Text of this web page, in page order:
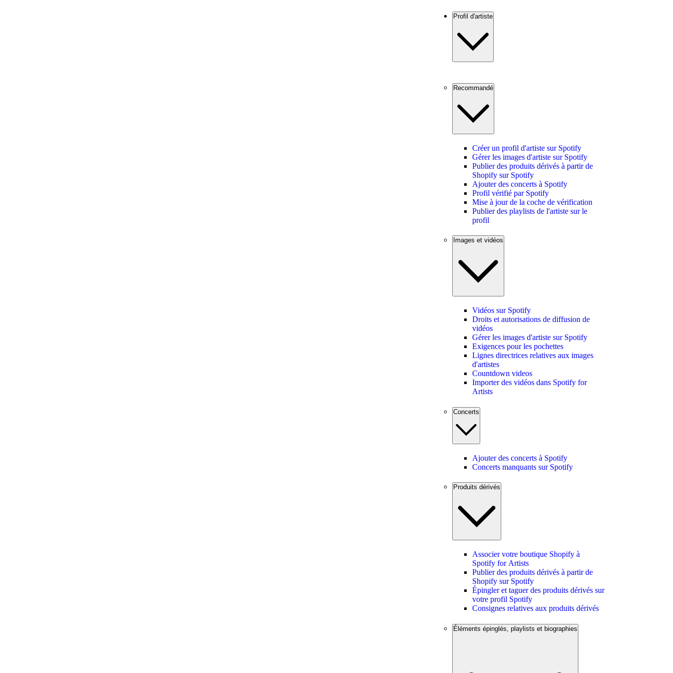
Profil d'artiste
Recommandé
Créer un profil d'artiste sur Spotify
Gérer les images d'artiste sur Spotify
Publier des produits dérivés à partir de
Shopify sur Spotify
Ajouter des concerts à Spotify
Profil vérifié par Spotify
Mise à jour de la coche de vérification
Publier des playlists de l'artiste sur le
profil
Images et vidéos
Vidéos sur Spotify
Droits et autorisations de diffusion de
vidéos
Gérer les images d'artiste sur Spotify
Exigences pour les pochettes
Lignes directrices relatives aux images
d'artistes
Countdown videos
Importer des vidéos dans Spotify for
Artists
Concerts
Ajouter des concerts à Spotify
Concerts manquants sur Spotify
Produits dérivés
Associer votre boutique Shopify à
Spotify for Artists
Publier des produits dérivés à partir de
Shopify sur Spotify
Épingler et taguer des produits dérivés sur
votre profil Spotify
Consignes relatives aux produits dérivés
Éléments épinglés, playlists et biographies